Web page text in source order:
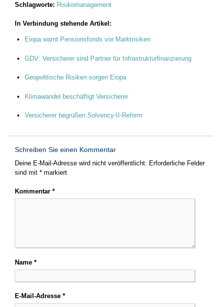
Schlagworte: Risikomanagement
In Verbindung stehende Artikel:
Eiopa warnt Pensionsfonds vor Marktrisiken
GDV: Versicherer sind Partner für Infrastrukturfinanzierung
Geopolitische Risiken sorgen Eiopa
Klimawandel beschäftigt Versicherer
Versicherer begrüßen Solvency-II-Reform
Schreiben Sie einen Kommentar
Deine E-Mail-Adresse wird nicht veröffentlicht. Erforderliche Felder
sind mit * markiert
Kommentar *
Name *
E-Mail-Adresse *